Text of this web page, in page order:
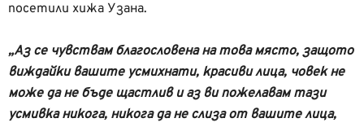
посетили хижа Узана.
„Аз се чувствам благословена на това място, защото
виждайки вашите усмихнати, красиви лица, човек не
може да не бъде щастлив и аз ви пожелавам тази
усмивка никога, никога да не слиза от вашите лица,